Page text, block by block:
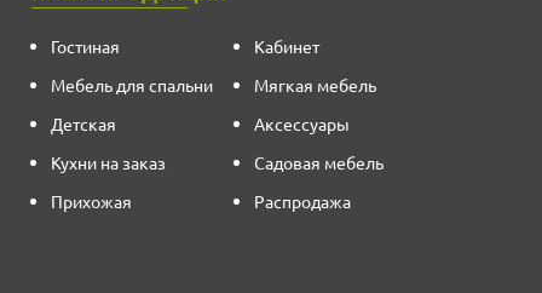
Гостиная
Мебель для спальни
Детская
Кухни на заказ
Прихожая
Кабинет
Мягкая мебель
Аксессуары
Садовая мебель
Распродажа